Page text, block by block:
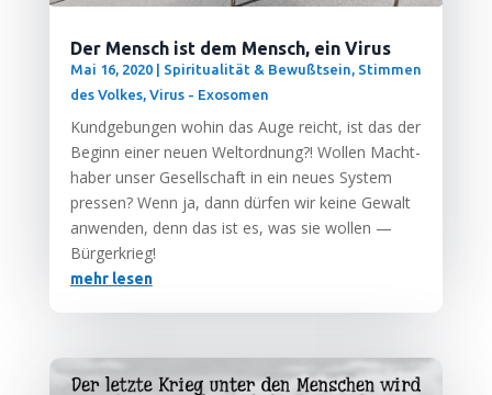
Der Mensch ist dem Mensch, ein Virus
Mai 16, 2020| Spiritualität & Bewußtsein, Stimmen
des Volkes, Virus - Exosomen
Kund­ge­bun­gen wohin das Auge reicht, ist das der
Beginn einer neu­en Welt­ord­nung?! Wol­len Macht­
ha­ber unser Gesell­schaft in ein neu­es Sys­tem
pres­sen? Wenn ja, dann dür­fen wir kei­ne Gewalt
anwen­den, denn das ist es, was sie wol­len —
Bürgerkrieg!
mehr lesen